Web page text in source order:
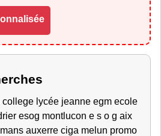
lycée jeanne egm ecole
esog montlucon e s o g aix
auxerre ciga melun promo